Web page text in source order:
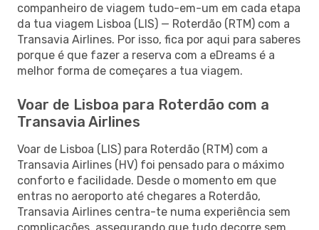
companheiro de viagem tudo-em-um em cada etapa
da tua viagem Lisboa (LIS) — Roterdão (RTM) com a
Transavia Airlines. Por isso, fica por aqui para saberes
porque é que fazer a reserva com a eDreams é a
melhor forma de começares a tua viagem.
Voar de Lisboa para Roterdão com a
Transavia Airlines
Voar de Lisboa (LIS) para Roterdão (RTM) com a
Transavia Airlines (HV) foi pensado para o máximo
conforto e facilidade. Desde o momento em que
entras no aeroporto até chegares a Roterdão,
Transavia Airlines centra-te numa experiência sem